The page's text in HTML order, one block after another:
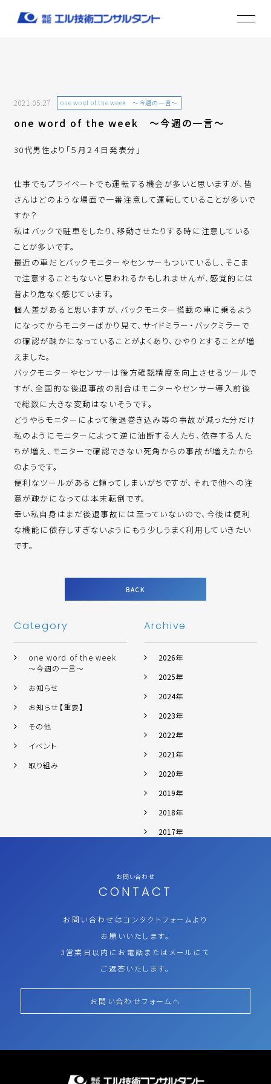
2021.05.27 one word of the week ～今週の一言～
one word of the week ～今週の一言～
30代男性より「５月２４日発表分」
仕事でもプライベートでも運転する機会が多いと思いますが、皆
さんはどのような場面で一番注意して運転していることが多いで
すか？
私はバックで駐車をしたり、移動させたりする時に注意している
ことが多いです。
最近の車だとバックモニターやセンサーもついているし、そこま
で注意することもないと思われるかもしれませんが、感覚的には
昔より危なく感じています。
個人差があると思いますが、バックモニター搭載の車に乗るよう
になってからモニターばかり見て、サイドミラー・バックミラーで
の確認が疎かになっていることがよくあり、ひやりとすることが増
えました。
バックモニターやセンサーは後方確認精度を向上させるツールで
すが、全国的な後退事故の割合はモニターやセンサー導入前後
で総数に大きな変動はないそうです。
どうやらモニターによって後退巻き込み等の事故が減った分だけ
私のようにモニターによって逆に油断する人たち、依存する人た
ちが増え、モニターで確認できない死角からの事故が増えたから
のようです。
便利なツールがあると頼ってしまいがちですが、それで他への注
意が疎かになっては本末転倒です。
幸い私自身はまだ後退事故には至っていないので、今後は便利
な機能に依存しすぎないようにもう少しうまく利用していきたい
です。
BACK
Category
one word of the week
～今週の一言～
お知らせ
お知らせ【重要】
その他
イベント
取り組み
Archive
2026年
2025年
2024年
2023年
2022年
2021年
2020年
2019年
2018年
2017年
お問い合わせ
CONTACT
お問い合わせはコンタクトフォームより
お願いいたします。
3営業日以内にお電話またはメールにて
ご返答いたします。
お問い合わせフォームへ